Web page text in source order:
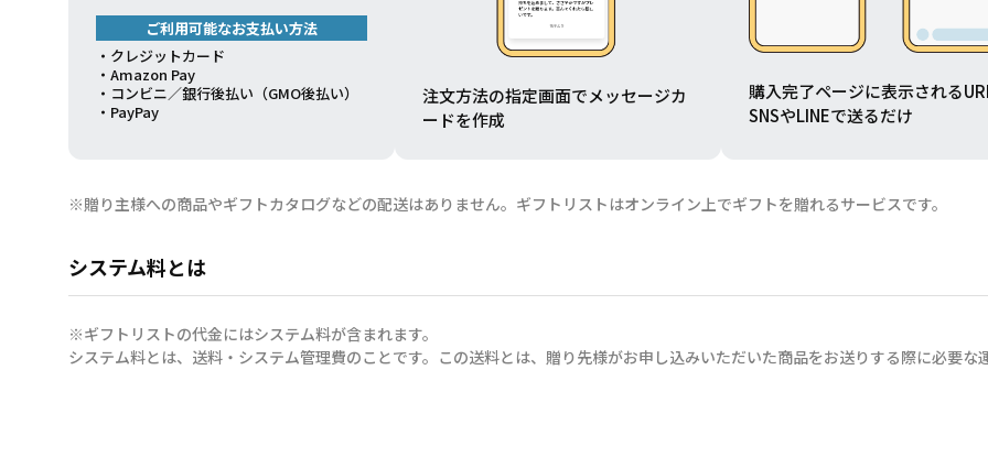
ご利用可能なお支払い方法
・クレジットカード
・Amazon Pay
・コンビニ／銀行後払い（GMO後払い）
・PayPay
注文方法の指定画面でメッセージカ
ードを作成
購入完了ページに表示される
SNSやLINEで送るだけ
※贈り主様への商品やギフトカタログなどの配送はありません。ギフトリストはオンライン上でギフトを贈れるサービスです。
システム料とは
※ギフトリストの代金にはシステム料が含まれます。
システム料とは、送料・システム管理費のことです。この送料とは、贈り先様がお申し込みいただいた商品をお送りする際に必要な